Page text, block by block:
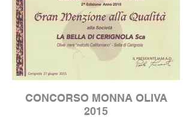
CONCORSO MONNA OLIVA
2015